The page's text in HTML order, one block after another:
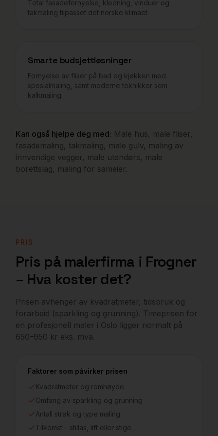
Total fasadefornyelse, kledning, vinduer og
takmaling tilpasset det norske klimaet.
Smarte budsjettløsninger
Fornyelse av fliser på bad og kjøkken med
spesialmaling, samt moderne teknikker som
kalkmaling.
Kan også hjelpe deg med: Male hus, male fliser,
fasademaling, takmaling, male gulv, maling av
innvendige vegger, male utendørs, male
borettslag, maling for sameier.
PRIS
Pris på malerfirma i Frogner
– Hva koster det?
Prisen avhenger av kvadratmeter, tidsbruk og
forarbeid (sparkling og grunning). Timeprisen for
en profesjonell maler i Oslo ligger normalt på
650–950 kr eks. mva.
Faktorer som påvirker prisen
Kvadratmeter og romhøyde
Omfang av sparkling og grunning
Antall strøk og type maling
Tilkomst – stillas, lift eller stige